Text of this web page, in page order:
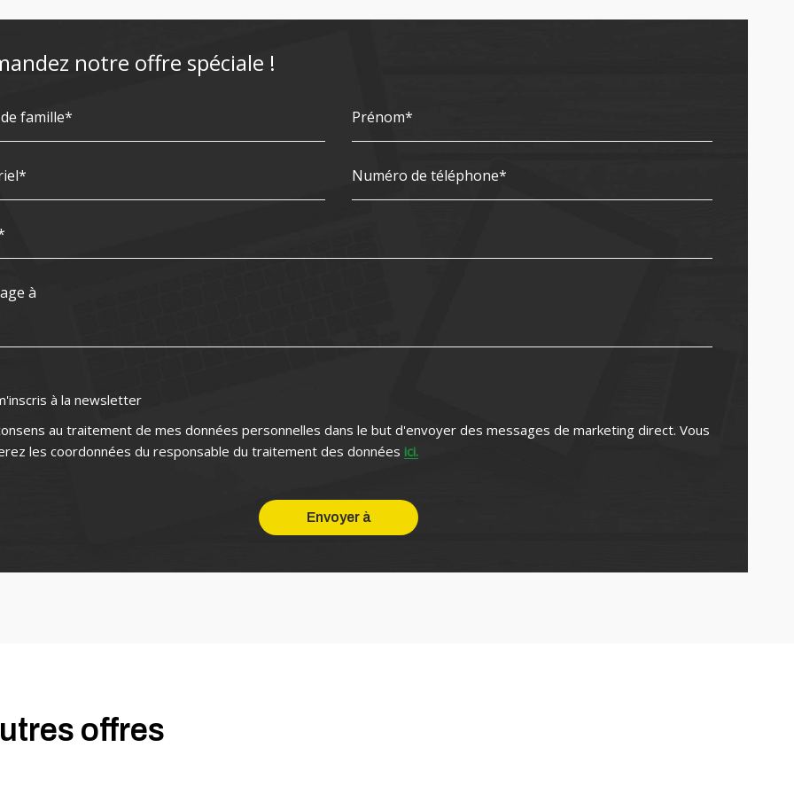
notre offre spéciale !
à la newsletter
au traitement de mes données personnelles dans le but d'envoyer des messages de marketing direct. Vous
les coordonnées du responsable du traitement des données ici.
offres